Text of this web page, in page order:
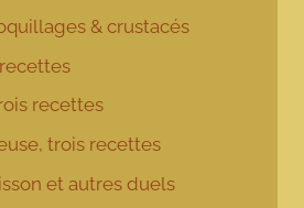
& crustacés
recettes
trois recettes
et autres duels